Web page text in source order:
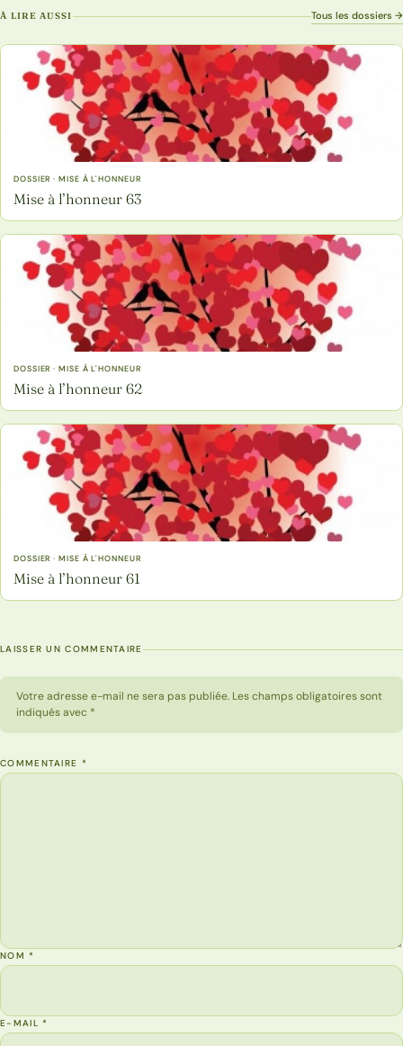
À LIRE AUSSI Tous les dossiers →
DOSSIER · MISE À L'HONNEUR
Mise à l’honneur 63
DOSSIER · MISE À L'HONNEUR
Mise à l’honneur 62
DOSSIER · MISE À L'HONNEUR
Mise à l’honneur 61
LAISSER UN COMMENTAIRE
Votre adresse e-mail ne sera pas publiée. Les champs obligatoires sont
indiqués avec *
COMMENTAIRE *
NOM*
E-MAIL*